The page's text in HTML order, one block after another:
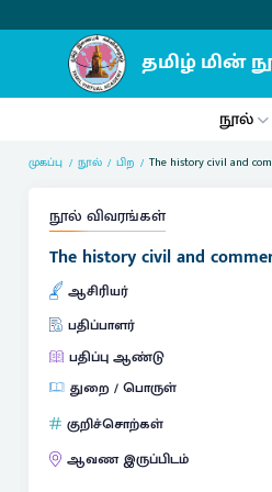
நூல்
முகப்பு நூல் பிற The history civil and
நூல் விவரங்கள்
The history civil and
ஆசிரியர்
பதிப்பாளர்
பதிப்பு ஆண்டு
துறை / பொருள்
குறிச்சொற்கள்
ஆவண இருப்பிடம்